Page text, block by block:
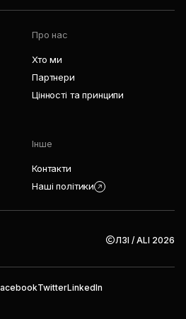
Про нас
Хто ми
Партнери
Цінності та принципи
Інше
Контакти
Наші політики
ЛЗІ / ALI 2026
TwitterLinkedIn